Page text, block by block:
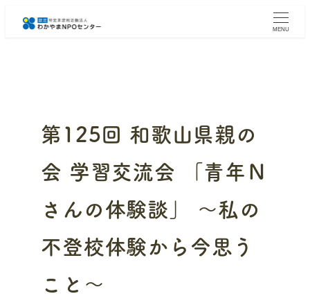
MENU
第125回 和歌山県親の
会 学習交流会 「青年Ｎ
さんの体験談」 ～私の
不登校体験から今思う
こと～